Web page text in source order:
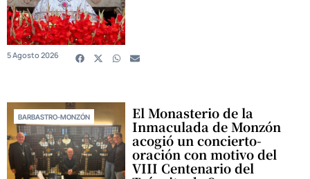
5 Agosto 2026
BARBASTRO-MONZÓN El Monasterio de la
Inmaculada de Monzón
acogió un concierto-
oración con motivo del
VIII Centenario del